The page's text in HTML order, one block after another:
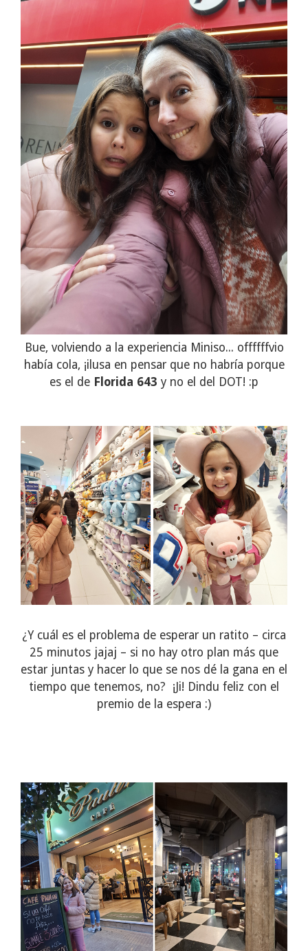
Bue, volviendo a la experiencia Miniso... offffffvio
había cola, ¡ilusa en pensar que no habría porque
es el de Florida 643 y no el del DOT! :p
¿Y cuál es el problema de esperar un ratito – circa
25 minutos jajaj – si no hay otro plan más que
estar juntas y hacer lo que se nos dé la gana en el
tiempo que tenemos, no? ¡Ji! Dindu feliz con el
premio de la espera :)